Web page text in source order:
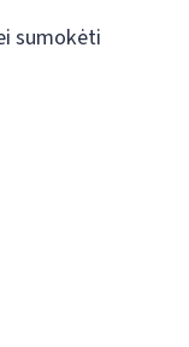
sumokėti